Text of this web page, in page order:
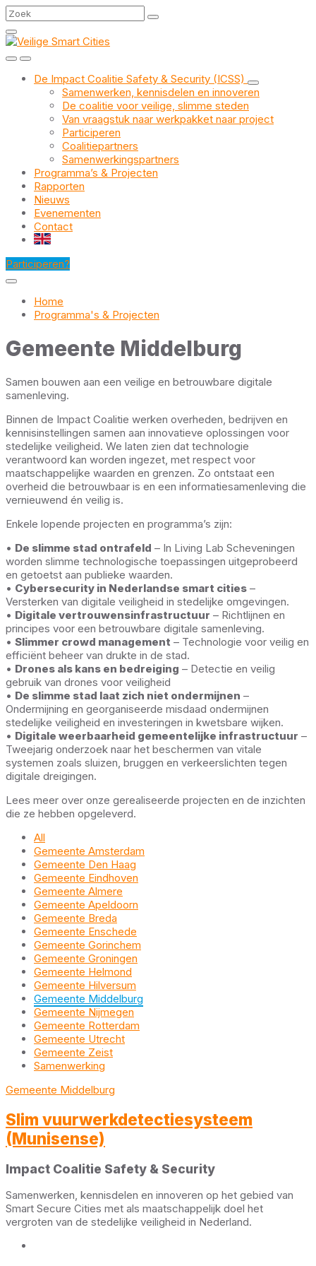
Skip
to
content
Skip
to
main
navigation
Skip
to
footer
Search
De Impact Coalitie Safety & Security (ICSS)
Samenwerken, kennisdelen en innoveren
De coalitie voor veilige, slimme steden
Van vraagstuk naar werkpakket naar project
Participeren
Coalitiepartners
Samenwerkingspartners
Programma’s & Projecten
Rapporten
Nieuws
Evenementen
Contact
EN
Participeren?
Home
Programma's & Projecten
Gemeente Middelburg
Samen bouwen aan een veilige en betrouwbare digitale
samenleving.
Binnen de Impact Coalitie werken overheden, bedrijven en
kennisinstellingen samen aan innovatieve oplossingen voor
stedelijke veiligheid. We laten zien dat technologie
verantwoord kan worden ingezet, met respect voor
maatschappelijke waarden en grenzen. Zo ontstaat een
overheid die betrouwbaar is en een informatiesamenleving die
vernieuwend én veilig is.
Enkele lopende projecten en programma’s zijn:
• De slimme stad ontrafeld – In Living Lab Scheveningen
worden slimme technologische toepassingen uitgeprobeerd
en getoetst aan publieke waarden.
• Cybersecurity in Nederlandse smart cities –
Versterken van digitale veiligheid in stedelijke omgevingen.
• Digitale vertrouwensinfrastructuur – Richtlijnen en
principes voor een betrouwbare digitale samenleving.
• Slimmer crowd management – Technologie voor veilig en
efficiënt beheer van drukte in de stad.
• Drones als kans en bedreiging – Detectie en veilig
gebruik van drones voor veiligheid
• De slimme stad laat zich niet ondermijnen –
Ondermijning en georganiseerde misdaad ondermijnen
stedelijke veiligheid en investeringen in kwetsbare wijken.
• Digitale weerbaarheid gemeentelijke infrastructuur –
Tweejarig onderzoek naar het beschermen van vitale
systemen zoals sluizen, bruggen en verkeerslichten tegen
digitale dreigingen.
Lees meer over onze gerealiseerde projecten en de inzichten
die ze hebben opgeleverd.
All
Gemeente Amsterdam
Gemeente Den Haag
Gemeente Eindhoven
Gemeente Almere
Gemeente Apeldoorn
Gemeente Breda
Gemeente Enschede
Gemeente Gorinchem
Gemeente Groningen
Gemeente Helmond
Gemeente Hilversum
Gemeente Middelburg
Gemeente Nijmegen
Gemeente Rotterdam
Gemeente Utrecht
Gemeente Zeist
Samenwerking
Gemeente Middelburg
Slim vuurwerkdetectiesysteem
(Munisense)
Impact Coalitie Safety & Security
Samenwerken, kennisdelen en innoveren op het gebied van
Smart Secure Cities met als maatschappelijk doel het
vergroten van de stedelijke veiligheid in Nederland.